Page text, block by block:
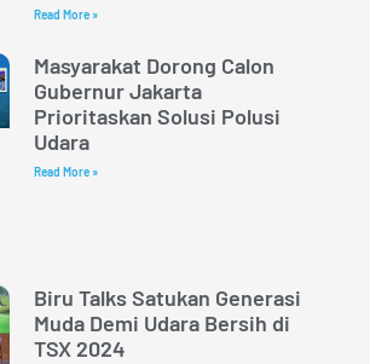
Read More »
Masyarakat Dorong Calon
Gubernur Jakarta
Prioritaskan Solusi Polusi
Udara
Read More »
Biru Talks Satukan Generasi
Muda Demi Udara Bersih di
TSX 2024